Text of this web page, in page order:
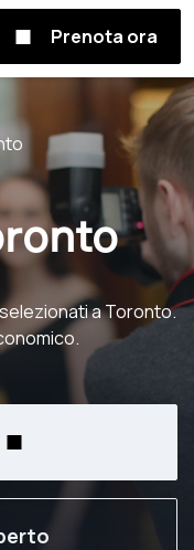
Prenota ora
a Toronto.